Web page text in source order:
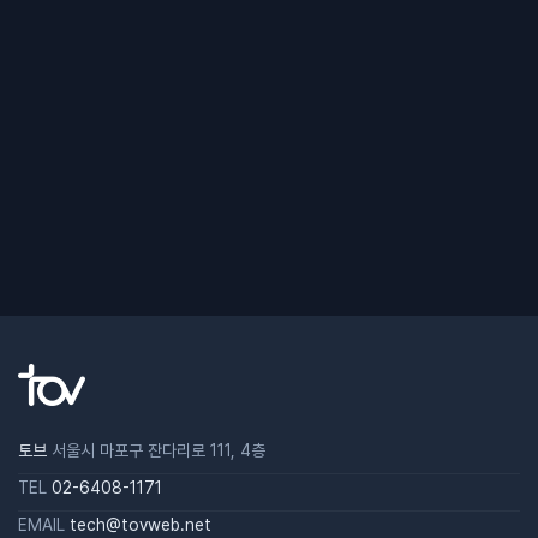
토브 서울시 마포구 잔다리로 111, 4층
TEL 02-6408-1171
EMAIL tech@tovweb.net